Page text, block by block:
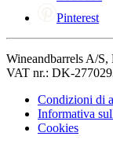
Pinterest
Wineandbarrels A/
VAT nr.: DK-
Condizioni di
Informativa
Cookies